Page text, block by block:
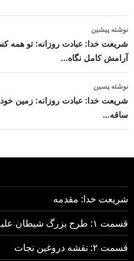
ناوبری
نوشته
نوشته پیشین
شریعت خدا: عبادت روزانه: تو همه
آرامش کامل نگاه…
نوشته پسین
شریعت خدا: عبادت روزانه: زمین
ساقه…
شریعت خدا: مقدمه
قسمت ۱: طرح بزرگ شیطان علیه غیریهودیان
قسمت ۲: نقشه دروغین نجات